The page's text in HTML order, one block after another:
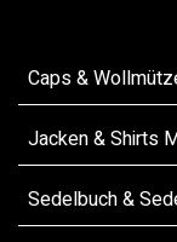
Caps &
Jacken & Shirts
Sedelbuch &